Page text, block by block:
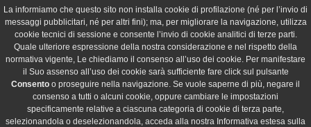
La informiamo che questo sito non installa cookie di profilazione (né per l’invio di
messaggi pubblicitari, né per altri fini); ma, per migliorare la navigazione, utilizza
cookie tecnici di sessione e consente l’invio di cookie analitici di terze parti.
Quale ulteriore espressione della nostra considerazione e nel rispetto della
normativa vigente, Le chiediamo il consenso all’uso dei cookie. Per manifestare
il Suo assenso all’uso dei cookie sarà sufficiente fare click sul pulsante
Consento o proseguire nella navigazione. Se vuole saperne di più, negare il
consenso a tutti o alcuni cookie, oppure cambiare le impostazioni
specificamente relative a ciascuna categoria di cookie di terza parte,
selezionandola o deselezionandola, acceda alla nostra Informativa estesa sulla